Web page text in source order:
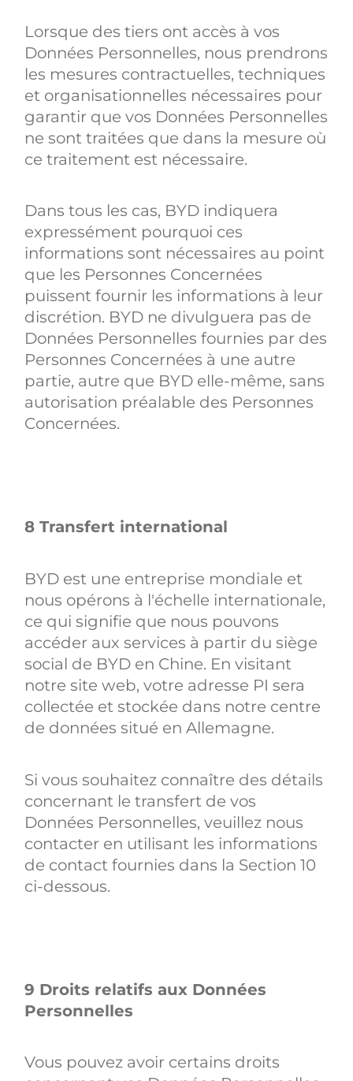
Lorsque des tiers ont accès à vos
Données Personnelles, nous prendrons
les mesures contractuelles, techniques
et organisationnelles nécessaires pour
garantir que vos Données Personnelles
ne sont traitées que dans la mesure où
ce traitement est nécessaire.
Dans tous les cas, BYD indiquera
expressément pourquoi ces
informations sont nécessaires au point
que les Personnes Concernées
puissent fournir les informations à leur
discrétion. BYD ne divulguera pas de
Données Personnelles fournies par des
Personnes Concernées à une autre
partie, autre que BYD elle-même, sans
autorisation préalable des Personnes
Concernées.
8 Transfert international
BYD est une entreprise mondiale et
nous opérons à l'échelle internationale,
ce qui signifie que nous pouvons
accéder aux services à partir du siège
social de BYD en Chine. En visitant
notre site web, votre adresse PI sera
collectée et stockée dans notre centre
de données situé en Allemagne.
Si vous souhaitez connaître des détails
concernant le transfert de vos
Données Personnelles, veuillez nous
contacter en utilisant les informations
de contact fournies dans la Section 10
ci-dessous.
9 Droits relatifs aux Données
Personnelles
Vous pouvez avoir certains droits